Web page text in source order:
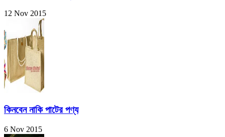
12 Nov 2015
কিনবেন নাকি পাটের পণ্য
6 Nov 2015